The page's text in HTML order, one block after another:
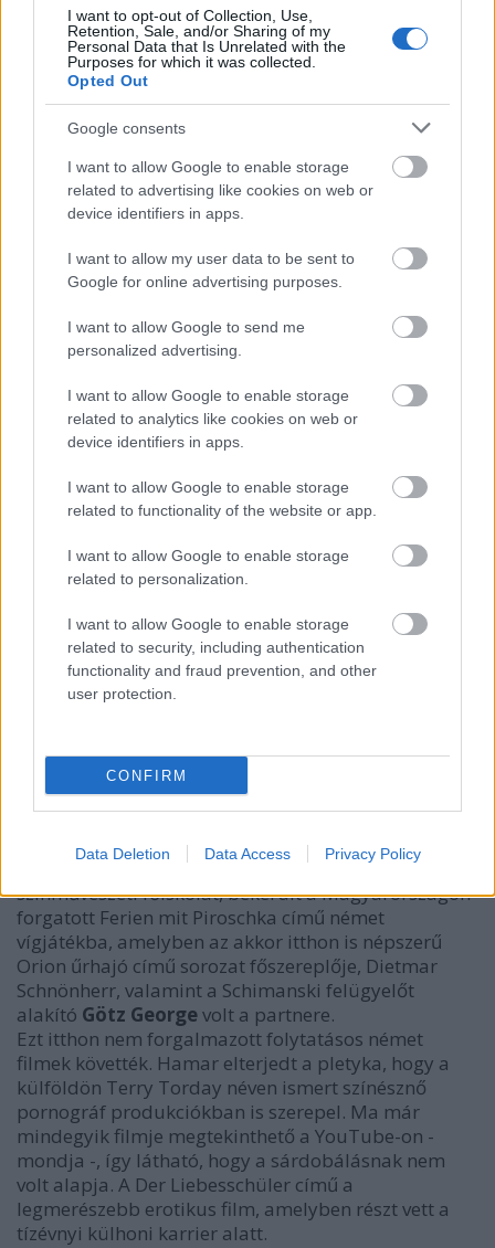
I want to opt-out of Collection, Use,
Retention, Sale, and/or Sharing of my
Personal Data that Is Unrelated with the
Purposes for which it was collected.
Opted Out
Google consents
I want to allow Google to enable storage
related to advertising like cookies on web or
device identifiers in apps.
I want to allow my user data to be sent to
Google for online advertising purposes.
I want to allow Google to send me
personalized advertising.
I want to allow Google to enable storage
related to analytics like cookies on web or
device identifiers in apps.
I want to allow Google to enable storage
related to functionality of the website or app.
I want to allow Google to enable storage
related to personalization.
I want to allow Google to enable storage
related to security, including authentication
functionality and fraud prevention, and other
user protection.
CONFIRM
Data Deletion Data Access Privacy Policy
rájuk, ha olykor megmosolyognak.
Meséli, hogy Gobbi Hilda, Tolnay Klári vagy
Bessenyei Ferenc
belehaltak egy jó vagy gyilkos szerepbe. Hiszi, hogy
ezért maradtak meg bennünk a nagy alakításaik -
Ruttkai Éva
megfogta kalapját aHárom nővérben.És szeretné, ha
egyszer őt is valahogy így idéznék fel: "emlékeztek,
amikor a Tordai lehajtotta a hosszú nyakát, és azzal
mindent érzékeltetett?".
Tavaly év végén megkapta a Gobbi Hilda végakarata
szerint alapított Aase-díjat, amely Ibsen Peer
Gyntjének "anyójáról" kapta a nevét. Az elismerés
létjogosultságáról így írt az alapító művésznő:
főszereplő több felvonáson keresztül vonja magára
a figyelmet. Az epizodistának csak néhány perce,
pillanata van; tömörít, mint az író, amikor
Esős vasárnap Béres Ilonával és Komlós Jucival
Tordai Teri filmszerepeinek hosszú sorát az
nyitotta meg. Alighogy elvégezte a
színművészeti főiskolát, bekerült a Magyarországon
forgatott Ferien mit Piroschka című német
vígjátékba, amelyben az akkor itthon is népszerű
Orion űrhajó című sorozat főszereplője, Dietmar
Schnönherr, valamint a Schimanski felügyelőt
alakító Götz Georgevolt a partnere.
Ezt itthon nem forgalmazott folytatásos német
filmek követték. Hamar elterjedt a pletyka, hogy a
külföldön Terry Torday néven ismert színésznő
pornográf produkciókban is szerepel. Ma már
mindegyik filmje megtekinthető a YouTube-on -
mondja -, így látható, hogy a sárdobálásnak nem
volt alapja. A Der Liebesschüler című a
legmerészebb erotikus film, amelyben részt vett a
tízévnyi külhoni karrier alatt.